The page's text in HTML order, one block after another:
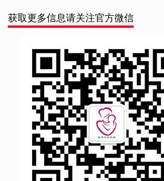
获取更多信息请关注官方微信